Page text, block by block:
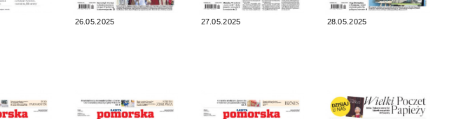
26.05.2025 27.05.2025 28.05.2025